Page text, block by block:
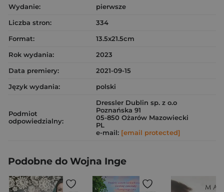
Wydanie:
pierwsze
Liczba stron:
334
Format:
13.5x21.5cm
Rok wydania:
2023
Data premiery:
2021-09-15
Język wydania:
polski
Podmiot
odpowiedzialny:
Dressler Dublin sp. z o.o
Poznańska 91
05-850 Ożarów Mazowiecki
PL
e-mail: [email protected]
Podobne do Wojna Inge